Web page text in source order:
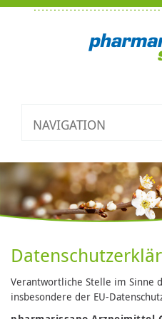
NAVIGATION
Verantwortliche Stelle im Sinne
insbesondere der EU-